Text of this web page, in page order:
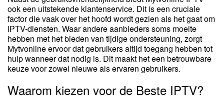
ook een uitstekende klantenservice. Dit is een cruciale
factor die vaak over het hoofd wordt gezien als het gaat om
IPTV-diensten. Waar andere aanbieders soms moeite
hebben met het bieden van tijdige ondersteuning, zorgt
Mytvonline ervoor dat gebruikers altijd toegang hebben tot
hulp wanneer dat nodig is. Dit maakt het een betrouwbare
keuze voor zowel nieuwe als ervaren gebruikers.
Waarom kiezen voor de Beste IPTV?